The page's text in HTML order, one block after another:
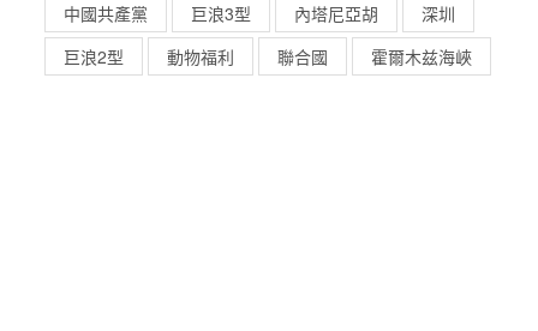
中國共產黨
巨浪3型 內塔尼亞胡
深圳
巨浪2型
動物福利 聯合國 霍爾木兹海峽